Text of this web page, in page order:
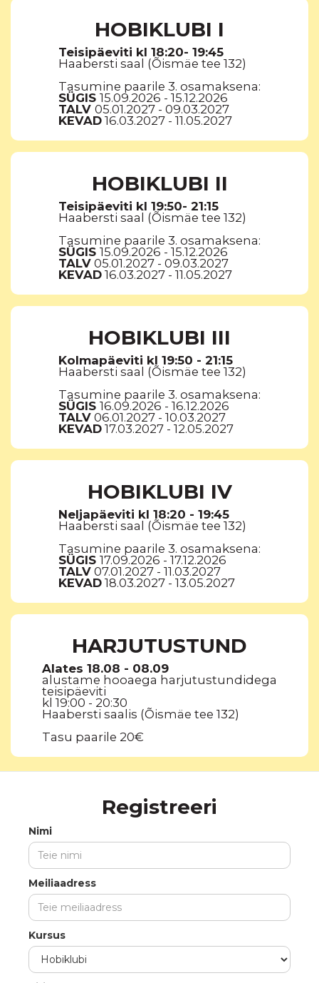
HOBIKLUBI I
Teisipäeviti kl 18:20- 19:45
Haabersti saal (Õismäe tee 132)
Tasumine paarile 3. osamaksena:
SÜGIS 15.09.2026 - 15.12.2026
TALV 05.01.2027 - 09.03.2027
KEVAD 16.03.2027 - 11.05.2027
HOBIKLUBI II
Teisipäeviti kl 19:50- 21:15
Haabersti saal (Õismäe tee 132)
Tasumine paarile 3. osamaksena:
SÜGIS 15.09.2026 - 15.12.2026
TALV 05.01.2027 - 09.03.2027
KEVAD 16.03.2027 - 11.05.2027
HOBIKLUBI III
Kolmapäeviti kl 19:50 - 21:15
Haabersti saal (Õismäe tee 132)
Tasumine paarile 3. osamaksena:
SÜGIS 16.09.2026 - 16.12.2026
TALV 06.01.2027 - 10.03.2027
KEVAD 17.03.2027 - 12.05.2027
HOBIKLUBI IV
Neljapäeviti kl 18:20 - 19:45
Haabersti saal (Õismäe tee 132)
Tasumine paarile 3. osamaksena:
SÜGIS 17.09.2026 - 17.12.2026
TALV 07.01.2027 - 11.03.2027
KEVAD 18.03.2027 - 13.05.2027
HARJUTUSTUND
Alates 18.08 - 08.09
alustame hooaega harjutustundidega
teisipäeviti
kl 19:00 - 20:30
Haabersti saalis (Õismäe tee 132)
Tasu paarile 20€
Registreeri
Nimi
Meiliaadress
Kursus